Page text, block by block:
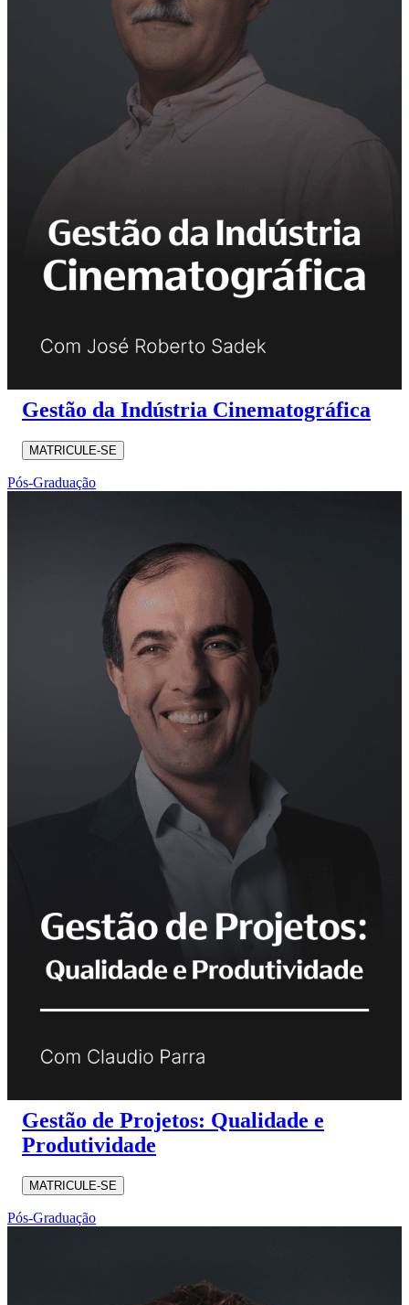
Gestão da Indústria Cinematográfica
MATRICULE-SE
Pós-Graduação
Gestão de Projetos: Qualidade e
Produtividade
MATRICULE-SE
Pós-Graduação